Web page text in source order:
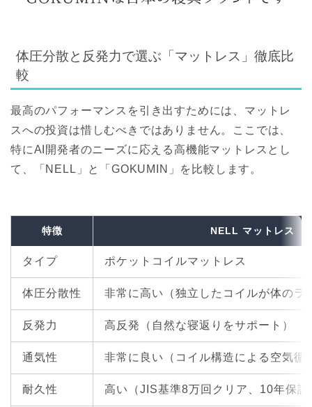
体圧分散と反発力で選ぶ「マットレス」徹底比
較
最高のパフォーマンスを引き出すためには、マットレ
スへの投資は惜しむべきではありません。ここでは、
特にAI開発者のニーズに応える高機能マットレスとし
て、「NELL」と「GOKUMIN」を比較します。
特徴 NELL マットレス
タイプ ポケットコイルマットレス
体圧分散性 非常に高い （独立したコイルが体の
反発力 高反発（自然な寝返りをサポート）
通気性 非常に良い （コイル構造による空気循
耐久性 高い （JIS基準8万回クリア、10年保証